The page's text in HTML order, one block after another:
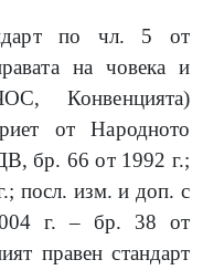
по чл. 5 от
на човека и
Конвенцията)
от Народното
бр. 66 от 1992 г.;
посл. изм. и доп. с
г. – бр. 38 от
правен стандарт